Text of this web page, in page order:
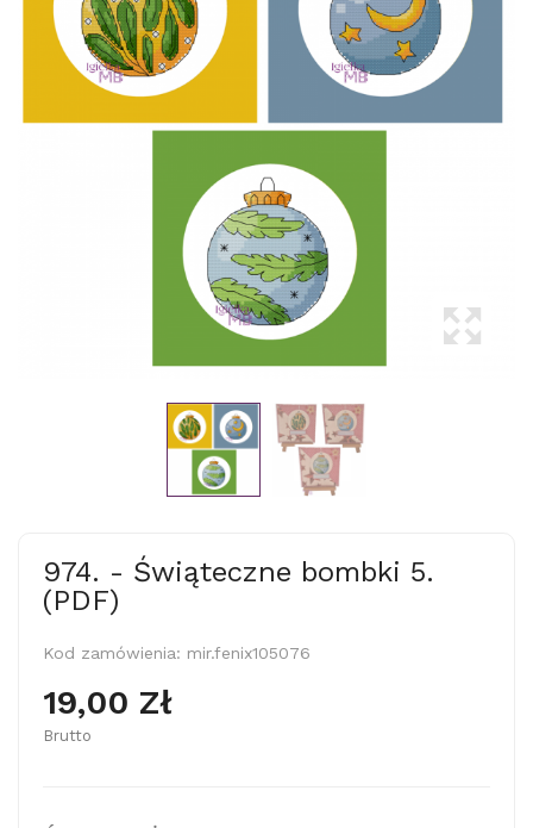
974. - Świąteczne bombki 5.
(PDF)
Kod zamówienia: mir.fenix105076
19,00 Zł
Brutto